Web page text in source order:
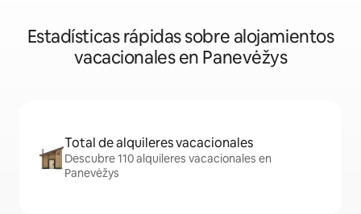
Estadísticas rápidas sobre alojamientos
vacacionales en Panevėžys
Total de alquileres vacacionales
Descubre 110 alquileres vacacionales en
Panevėžys